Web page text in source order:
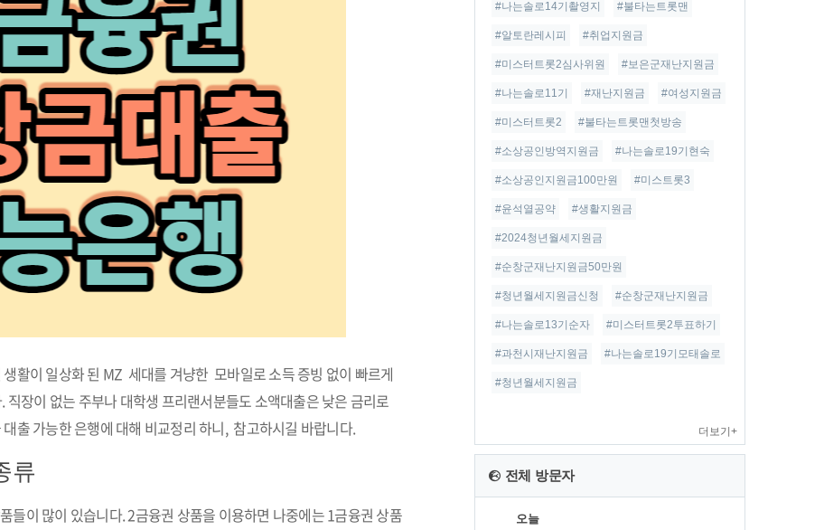
활이 일상화 된 MZ 세대를 겨냥한 모바일로 소득 증빙 없이 빠르게
장이 없는 주부나 대학생 프리랜서분들도 소액대출은 낮은 금리로
출 가능한 은행에 대해 비교정리 하니, 참고하시길 바랍니다.
류
들이 많이 있습니다. 2금융권 상품을 이용하면 나중에는 1금융권 상품
#나는솔로14기촬영지 #불타는트롯맨
#알토란레시피 #취업지원금
#미스터트롯2심사위원 #보은군재난지원금
#나는솔로11기 #재난지원금 #여성지원금
#미스터트롯2 #불타는트롯맨첫방송
#소상공인방역지원금 #나는솔로19기현숙
#소상공인지원금100만원 #미스트롯3
#윤석열공약 #생활지원금
#2024청년월세지원금
#순창군재난지원금50만원
#청년월세지원금신청 #순창군재난지원금
#나는솔로13기순자 #미스터트롯2투표하기
#과천시재난지원금 #나는솔로19기모태솔로
#청년월세지원금
더보기+
전체 방문자
오늘